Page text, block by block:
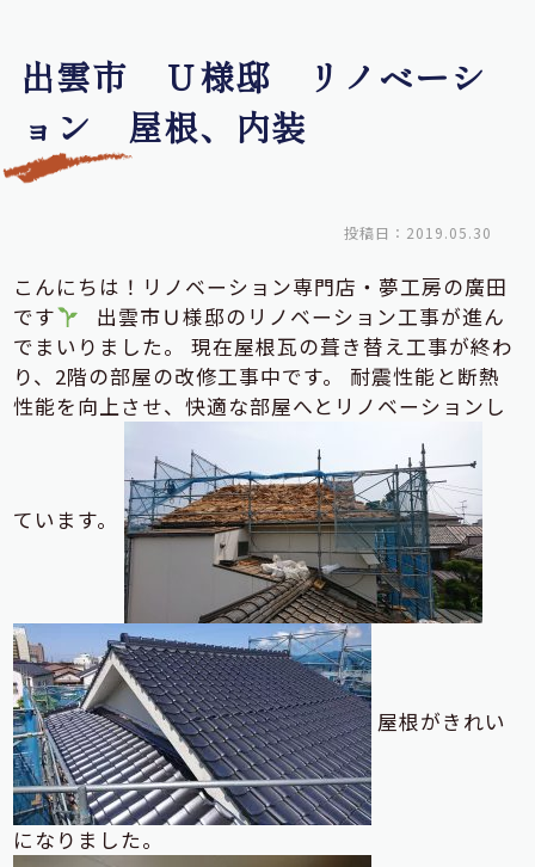
出雲市 Ｕ様邸 リノベーシ
ョン 屋根、内装
投稿日：2019.05.30
こんにちは！リノベーション専門店・夢工房の廣田
です
出雲市Ｕ様邸のリノベーション工事が進ん
でまいりました。 現在屋根瓦の葺き替え工事が終わ
り、2階の部屋の改修工事中です。 耐震性能と断熱
性能を向上させ、快適な部屋へとリノベーションし
ています。
屋根がきれい
になりました。